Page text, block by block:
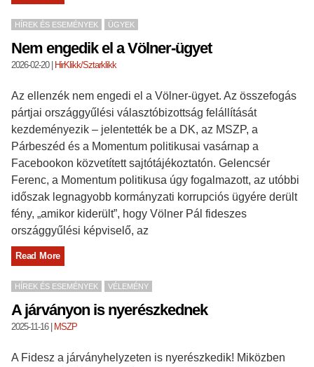
HÍREK ÉS ESEMÉNYEK ÜGYEK
Nem engedik el a Völner-ügyet
2026-02-20| HirKlikk/Sztarklikk
Az ellenzék nem engedi el a Völner-ügyet. Az összefogás
pártjai országgyűlési választóbizottság felállítását
kezdeményezik – jelentették be a DK, az MSZP, a
Párbeszéd és a Momentum politikusai vasárnap a
Facebookon közvetített sajtótájékoztatón. Gelencsér
Ferenc, a Momentum politikusa úgy fogalmazott, az utóbbi
időszak legnagyobb kormányzati korrupciós ügyére derült
fény, „amikor kiderült”, hogy Völner Pál fideszes
országgyűlési képviselő, az
Read More
HÍREK ÉS ESEMÉNYEK VÉLEMÉNY
A járványon is nyerészkednek
2025-11-16| MSZP
A Fidesz a járványhelyzeten is nyerészkedik! Miközben